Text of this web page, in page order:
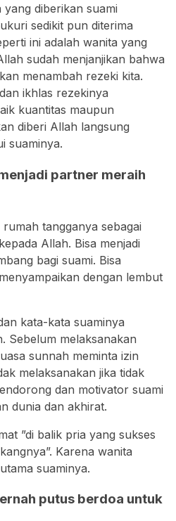
diberikan suami
sedikit pun diterima
ini adalah wanita yang
sudah menjanjikan bahwa
menambah rezeki kita.
ikhlas rezekinya
kuantitas maupun
diberi Allah langsung
suaminya.
partner meraih
tangganya sebagai
Allah. Bisa menjadi
bagi suami. Bisa
dengan lembut
kata-kata suaminya
Sebelum melaksanakan
sunnah meminta izin
melaksanakan jika tidak
dan motivator suami
dunia dan akhirat.
”di balik pria yang sukses
Karena wanita
suaminya.
putus berdoa untuk